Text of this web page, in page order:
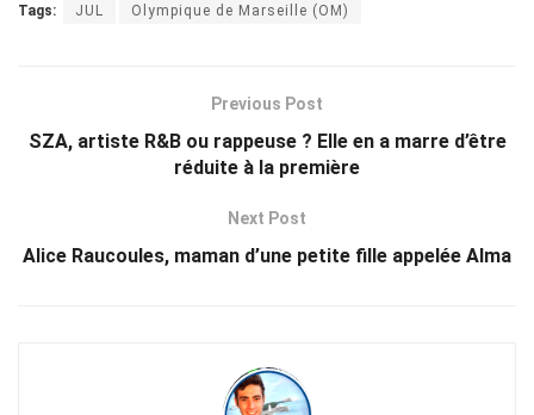
Tags: JUL Olympique de Marseille (OM)
Previous Post
SZA, artiste R&B ou rappeuse ? Elle en a marre d’être
réduite à la première
Next Post
Alice Raucoules, maman d’une petite fille appelée Alma